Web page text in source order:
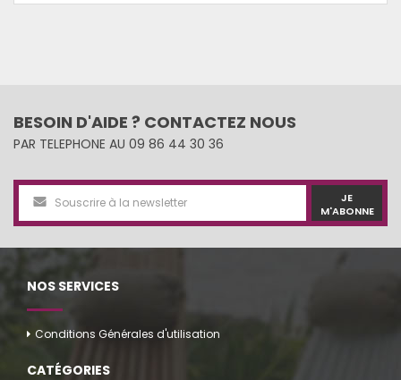
BESOIN D'AIDE ? CONTACTEZ NOUS
PAR TELEPHONE AU 09 86 44 30 36
JE
M'ABONNE
NOS SERVICES
Conditions Générales d'utilisation
CATÉGORIES